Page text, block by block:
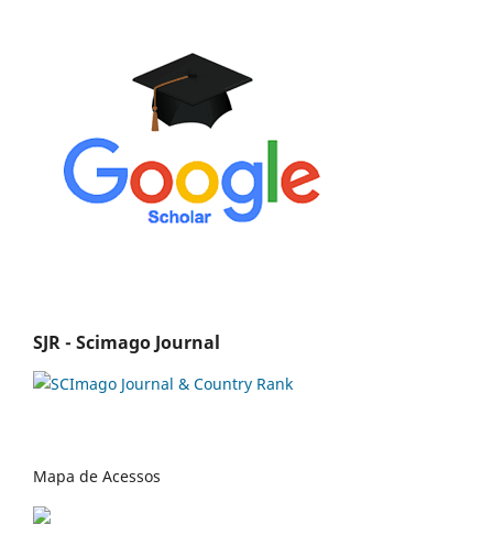
SJR - Scimago Journal
Mapa de Acessos